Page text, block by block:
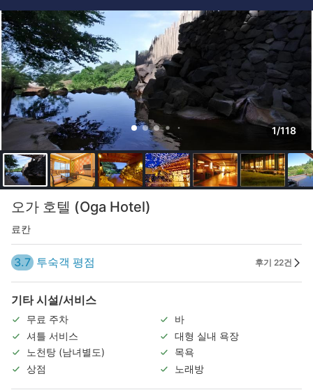
1/118
오가 호텔 (Oga Hotel)
료칸
3.7 투숙객 평점 후기 22건
기타 시설/서비스
무료 주차
바
셔틀 서비스
대형 실내 욕장
노천탕 (남녀별도)
목욕
상점
노래방